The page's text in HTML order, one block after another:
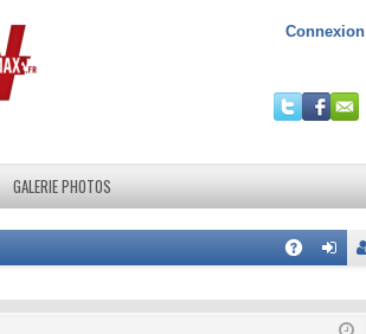
Connexion
GALERIE PHOTOS